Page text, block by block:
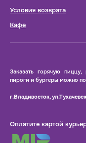
Условия возврата
Кафе
Заказать горячую
пироги и бургеры можно
г.Владивосток,
Оплатите картой